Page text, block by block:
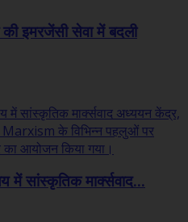
इमरजेंसी सेवा में बदली
में सांस्कृतिक मार्क्सवाद...